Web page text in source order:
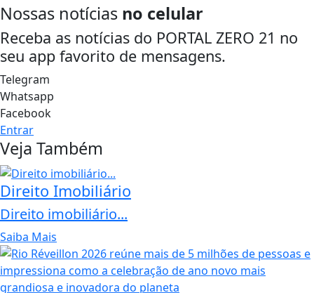
Nossas notícias no celular
Receba as notícias do PORTAL ZERO 21 no
seu app favorito de mensagens.
Telegram
Whatsapp
Facebook
Entrar
Veja Também
Direito Imobiliário
Direito imobiliário...
Saiba Mais